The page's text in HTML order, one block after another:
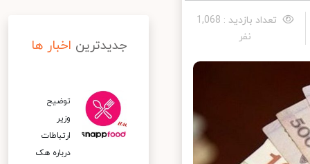
تعداد بازدید : 1,068
نفر
جدیدترین اخبار ها
توضیح
وزیر
ارتباطات
درباره هک